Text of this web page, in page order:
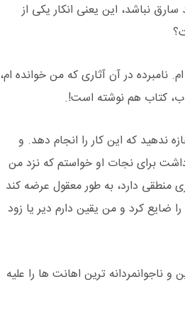
نباشد، این یعنی انکار یکی از
نامبرده در آن آثاری که من خوانده ام،
کتاب هم نوشته است!.
ندهید که این کار را انجام دهد. و
برای نجات او خواستم که نزد من
منطقی دارد، به طور معقول عرضه کند
را ضایع کرد و من یقین دارم دیر یا زود
ترین اهانت ها را علیه